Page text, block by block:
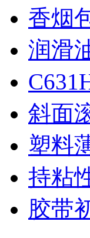
香烟
润滑
斜面
塑料
持粘
胶带